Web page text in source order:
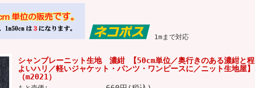
1mまで対応
シャンブレーニット生地 濃紺 【50cm単位／奥行きのある濃紺と程
よいハリ／軽いジャケット・パンツ・ワンピースに／ニット生地屋】
（m2021）